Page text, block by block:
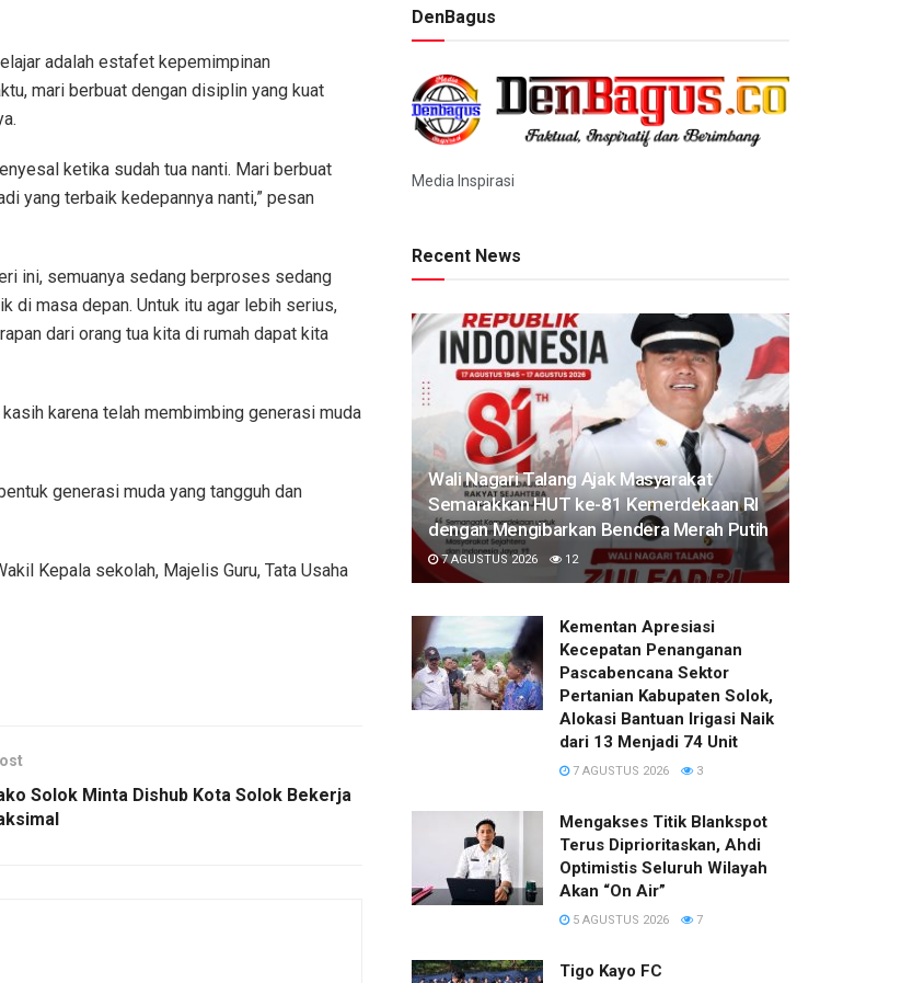
adalah estafet kepemimpinan
mari berbuat dengan disiplin yang kuat
ketika sudah tua nanti. Mari berbuat
yang terbaik kedepannya nanti,” pesan
ini, semuanya sedang berproses sedang
di masa depan. Untuk itu agar lebih serius,
dari orang tua kita di rumah dapat kita
karena telah membimbing generasi muda
generasi muda yang tangguh dan
Kepala sekolah, Majelis Guru, Tata Usaha
Solok Minta Dishub Kota Solok Bekerja
DenBagus
Media Inspirasi
Recent News
Wali Nagari Talang Ajak Masyarakat
Semarakkan HUT ke-81 Kemerdekaan RI
dengan Mengibarkan Bendera Merah Putih
7 AGUSTUS 2026 12
Kementan Apresiasi
Kecepatan Penanganan
Pascabencana Sektor
Pertanian Kabupaten Solok,
Alokasi Bantuan Irigasi Naik
dari 13 Menjadi 74 Unit
7 AGUSTUS 2026 3
Mengakses Titik Blankspot
Terus Diprioritaskan, Ahdi
Optimistis Seluruh Wilayah
Akan “On Air”
5 AGUSTUS 2026 7
Tigo Kayo FC